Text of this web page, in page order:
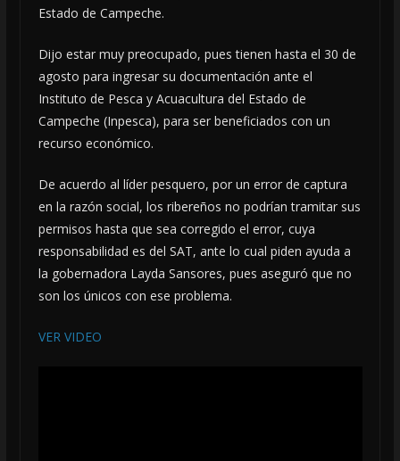
Estado de Campeche.
Dijo estar muy preocupado, pues tienen hasta el 30 de
agosto para ingresar su documentación ante el
Instituto de Pesca y Acuacultura del Estado de
Campeche (Inpesca), para ser beneficiados con un
recurso económico.
De acuerdo al líder pesquero, por un error de captura
en la razón social, los ribereños no podrían tramitar sus
permisos hasta que sea corregido el error, cuya
responsabilidad es del SAT, ante lo cual piden ayuda a
la gobernadora Layda Sansores, pues aseguró que no
son los únicos con ese problema.
VER VIDEO